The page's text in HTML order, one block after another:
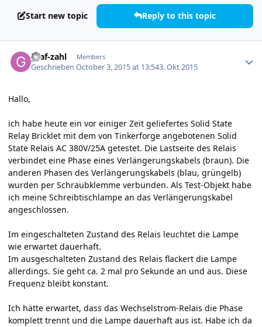
Start new topic Reply to this topic
graf-zahl Members
GeschriebenOctober 3, 2015 at 13:543. Okt 2015
Hallo,
ich habe heute ein vor einiger Zeit geliefertes Solid State
Relay Bricklet mit dem von Tinkerforge angebotenen Solid
State Relais AC 380V/25A getestet. Die Lastseite des Relais
verbindet eine Phase eines Verlängerungskabels (braun). Die
anderen Phasen des Verlängerungskabels (blau, grüngelb)
wurden per Schraubklemme verbunden. Als Test-Objekt habe
ich meine Schreibtischlampe an das Verlängerungskabel
angeschlossen.
Im eingeschalteten Zustand des Relais leuchtet die Lampe
wie erwartet dauerhaft.
Im ausgeschalteten Zustand des Relais flackert die Lampe
allerdings. Sie geht ca. 2 mal pro Sekunde an und aus. Diese
Frequenz bleibt konstant.
Ich hätte erwartet, dass das Wechselstrom-Relais die Phase
komplett trennt und die Lampe dauerhaft aus ist. Habe ich da